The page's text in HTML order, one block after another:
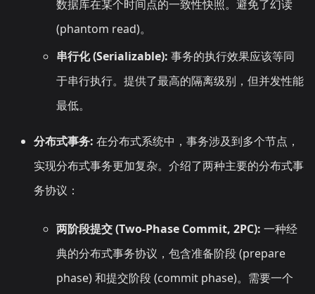
数据库在某个时间点的一致性快照。避免了幻读
(phantom read)。
串行化 (Serializable): 事务的执行效果应该等同
于串行执行。提供了最高的隔离级别，但并发性能
最低。
分布式事务: 在分布式系统中，事务涉及到多个节点，
实现分布式事务更加复杂。介绍了两种主要的分布式事
务协议：
两阶段提交 (Two-Phase Commit, 2PC): 一种经
典的分布式事务协议，包含准备阶段 (prepare
phase) 和提交阶段 (commit phase)。需要一个